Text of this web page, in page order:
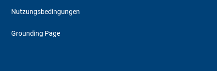
Nutzungsbedingungen
Grounding Page